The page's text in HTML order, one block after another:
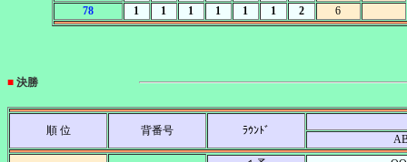
78
1 1 1 1 1 1 2 6
■ 決勝
順 位 背番号 ﾗｳﾝﾄﾞ